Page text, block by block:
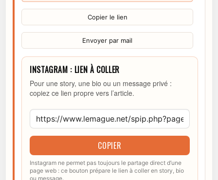
Copier le lien
Envoyer par mail
INSTAGRAM : LIEN À COLLER
Pour une story, une bio ou un message privé :
copiez ce lien propre vers l’article.
COPIER
Instagram ne permet pas toujours le partage direct d’une
page web : ce bouton prépare le lien à coller en story, bio
ou message.